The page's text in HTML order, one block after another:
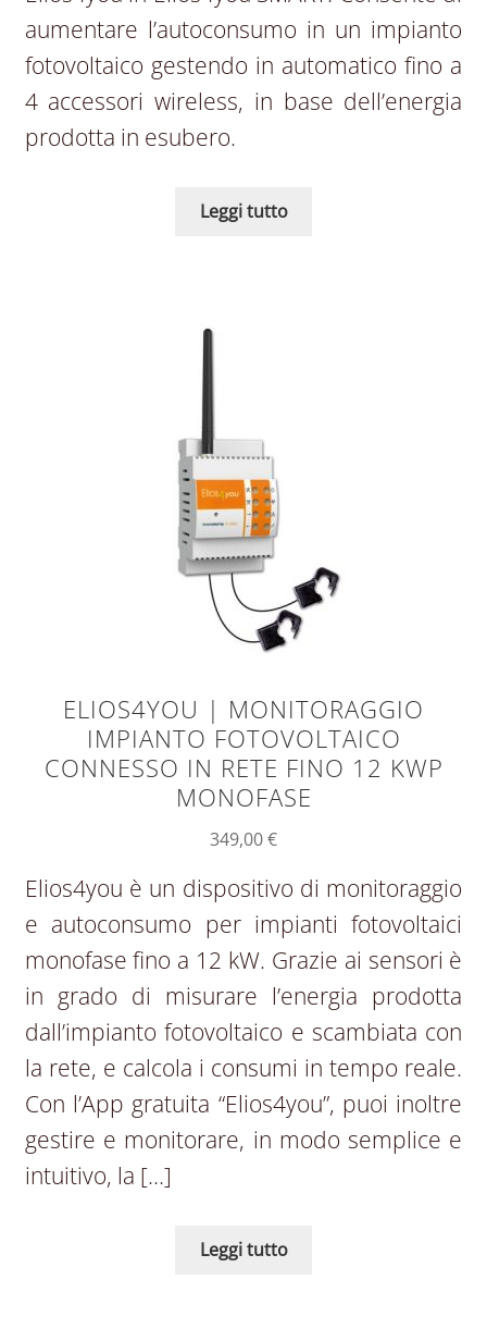
aumentare l’autoconsumo in un impianto
fotovoltaico gestendo in automatico fino a
4 accessori wireless, in base dell’energia
prodotta in esubero.
Leggi tutto
ELIOS4YOU | MONITORAGGIO
IMPIANTO FOTOVOLTAICO
CONNESSO IN RETE FINO 12 KWP
MONOFASE
349,00€
Elios4you è un dispositivo di monitoraggio
e autoconsumo per impianti fotovoltaici
monofase fino a 12 kW. Grazie ai sensori è
in grado di misurare l’energia prodotta
dall’impianto fotovoltaico e scambiata con
la rete, e calcola i consumi in tempo reale.
Con l’App gratuita “Elios4you”, puoi inoltre
gestire e monitorare, in modo semplice e
intuitivo, la […]
Leggi tutto